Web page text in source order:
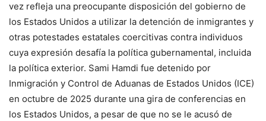
vez refleja una preocupante disposición del gobierno de
los Estados Unidos a utilizar la detención de inmigrantes y
otras potestades estatales coercitivas contra individuos
cuya expresión desafía la política gubernamental, incluida
la política exterior. Sami Hamdi fue detenido por
Inmigración y Control de Aduanas de Estados Unidos (ICE)
en octubre de 2025 durante una gira de conferencias en
los Estados Unidos, a pesar de que no se le acusó de